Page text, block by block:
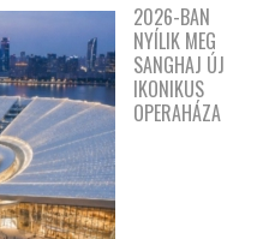
2026-BAN
NYÍLIK MEG
SANGHAJ ÚJ
IKONIKUS
OPERAHÁZA